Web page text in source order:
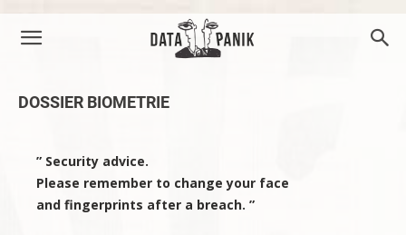
DOSSIER BIOMETRIE
” Security advice.
Please remember to change your face
and fingerprints after a breach. ”